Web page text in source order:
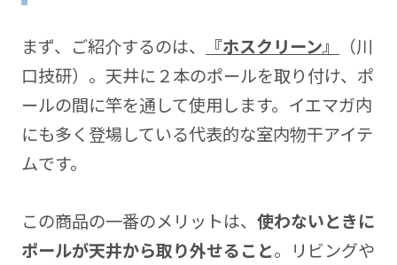
まず、ご紹介するのは、 『ホスクリーン』
（川
口技研）。天井に２本のポールを取り付け、ポ
ールの間に竿を通して使用します。イエマガ内
にも多く登場している代表的な室内物干アイテ
ムです。
この商品の一番のメリットは、 使わないときに
ポールが天井から取り外せること。リビングや